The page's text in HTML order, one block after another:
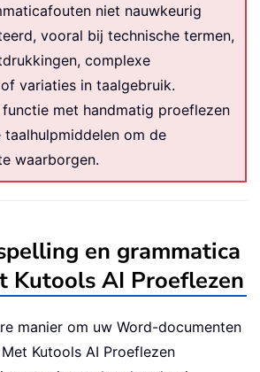
niet nauwkeurig
vooral bij technische termen,
complexe
variaties in taalgebruik.
met handmatig proeflezen
om de
waarborgen.
en grammatica
Kutools AI Proeflezen
manier om uw Word-documenten
Kutools AI Proeflezen